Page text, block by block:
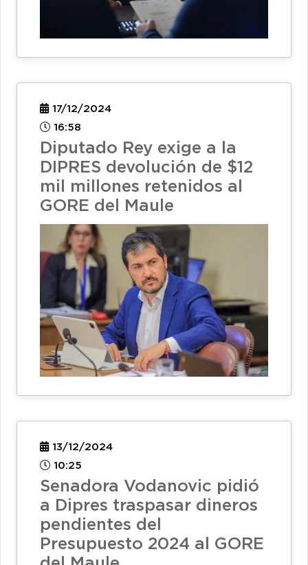
17/12/2024
16:58
Diputado Rey exige a la
DIPRES devolución de $12
mil millones retenidos al
GORE del Maule
13/12/2024
10:25
Senadora Vodanovic pidió
a Dipres traspasar dineros
pendientes del
Presupuesto 2024 al GORE